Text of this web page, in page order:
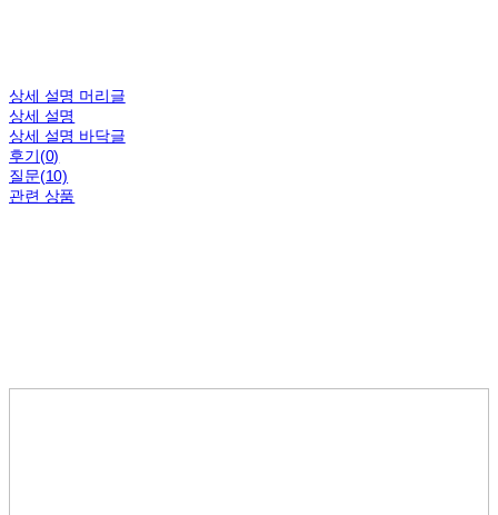
상세 설명 머리글
상세 설명
상세 설명 바닥글
후기(0)
질문(10)
관련 상품